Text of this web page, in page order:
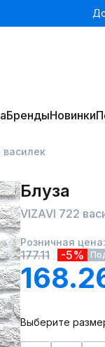
БрендыНовинки
василек
Блуза
VIZAVI 722
Розничная цена:
177.11 -5%
Выберите